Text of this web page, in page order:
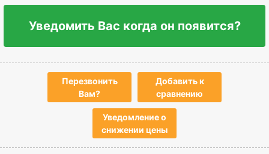
Уведомить Вас когда он появится?
Перезвонить
Вам?
Добавить к
сравнению
Уведомление о
снижении цены